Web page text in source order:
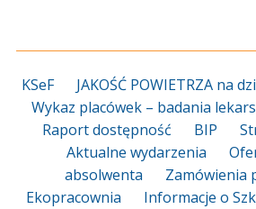
KSeF
JAKOŚĆ POWIETRZA na
Wykaz placówek – badania
Raport dostępność
BIP
Aktualne wydarzenia
absolwenta
Zamówienia
Ekopracownia
Informacje o